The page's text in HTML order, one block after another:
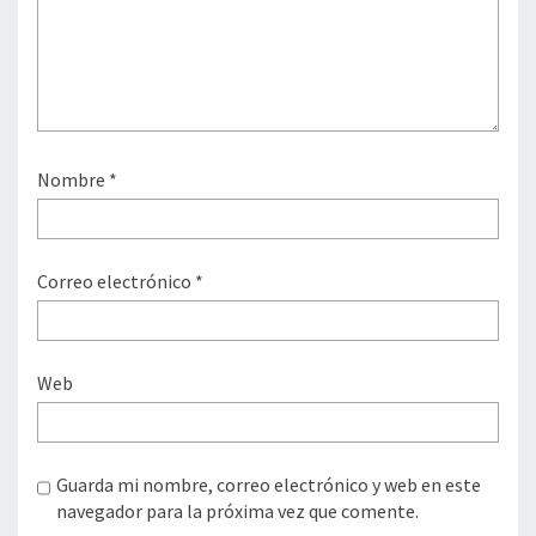
Nombre *
Correo electrónico *
Web
Guarda mi nombre, correo electrónico y web en este
navegador para la próxima vez que comente.